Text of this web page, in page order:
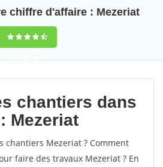
chiffre d'affaire : Mezeriat
9,5(100%)41
votes
chantiers dans
Mezeriat
chantiers Mezeriat ? Comment
faire des travaux Mezeriat ? En